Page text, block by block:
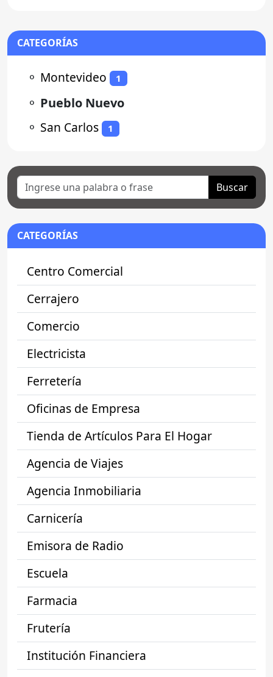
CATEGORÍAS
⚬ Montevideo 1
⚬ Pueblo Nuevo
⚬ San Carlos 1
Buscar
CATEGORÍAS
Centro Comercial
Cerrajero
Comercio
Electricista
Ferretería
Oficinas de Empresa
Tienda de Artículos Para El Hogar
Agencia de Viajes
Agencia Inmobiliaria
Carnicería
Emisora de Radio
Escuela
Farmacia
Frutería
Institución Financiera